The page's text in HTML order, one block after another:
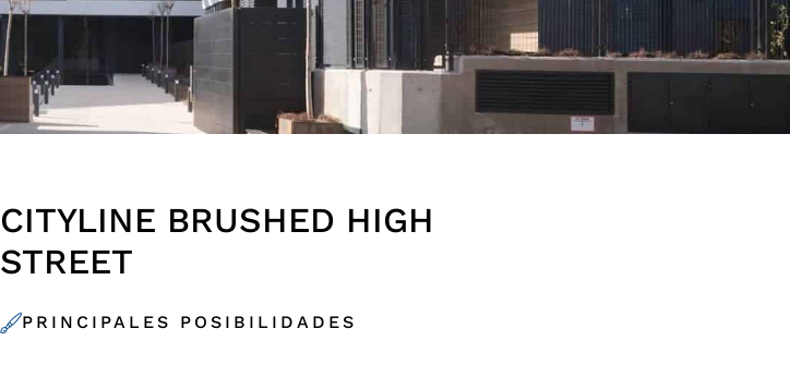
CITYLINE BRUSHED HIGH
STREET
PRINCIPALES POSIBILIDADES